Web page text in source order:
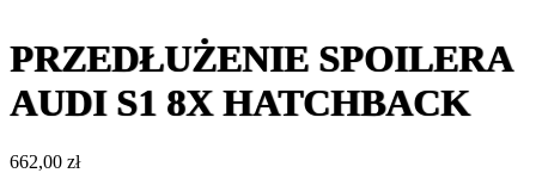
PRZEDŁUŻENIE SPOILERA
AUDI S1 8X HATCHBACK
662,00 zł